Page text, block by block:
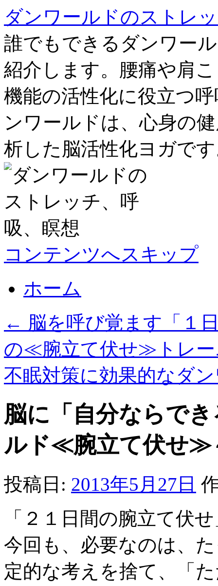
ダンワールドのストレ
誰でもできるダンワー
紹介します。腰痛や肩
機能の活性化に役立つ
ンワールドは、心身の
析した脳活性化ヨガで
コンテンツへスキップ
ホーム
← 脳を呼び覚ます「１
の≪腕立て伏せ≫トレー
不眠対策に効果的なダ
脳に「自分ならで
ルド≪腕立て伏せ≫
投稿日: 2013年5月27日
「２１日間の腕立て伏
今回も、必要なのは、
定的な考えを捨て、「